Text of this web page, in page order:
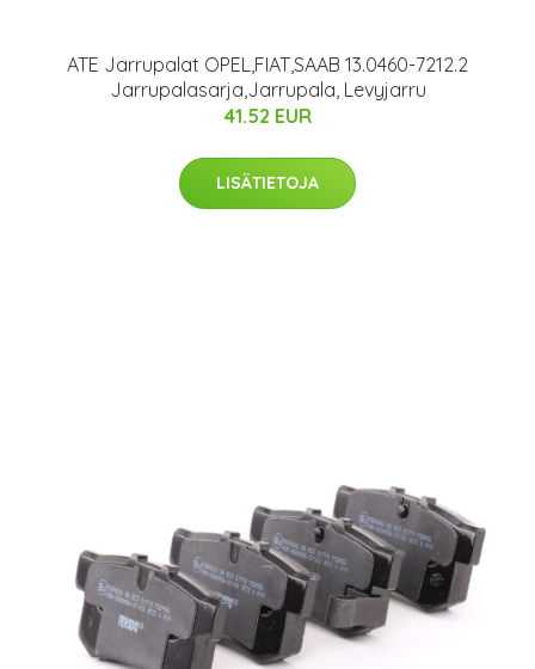
ATE Jarrupalat OPEL,FIAT,SAAB 13.0460-7212.2
Jarrupalasarja,Jarrupala, Levyjarru
41.52 EUR
LISÄTIETOJA